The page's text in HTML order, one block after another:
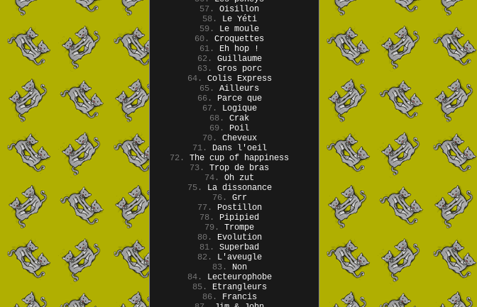
57. Oisillon
58.
Le Yéti
59. Le moule
60. Croquettes
61. Eh hop !
62. Guillaume
63. Gros porc
64. Colis Express
65. Ailleurs
66.
Parce que
67.
Logique
68. Crak
69. Poil
70. Cheveux
71.
Dans l'oeil
72. The cup of happiness
73. Trop de bras
74. Oh zut
75.
La dissonance
76. Grr
77.
Postillon
78. Pipipied
79. Trompe
80.
Evolution
81. Superbad
82.
L'aveugle
83.
Non
84.
Lecteurophobe
85.
Etrangleurs
86.
Francis